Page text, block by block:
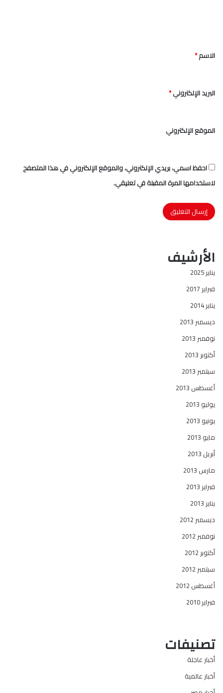
*
الاسم*
البريد الإلكتروني*
الموقع الإلكتروني
احفظ اسمي، بريدي الإلكتروني، والموقع الإلكتروني في هذا المتصفح
لاستخدامها المرة المقبلة في تعليقي.
الأرشيف
يناير 2025
فبراير 2017
يناير 2014
ديسمبر 2013
نوفمبر 2013
أكتوبر 2013
سبتمبر 2013
أغسطس 2013
يوليو 2013
يونيو 2013
مايو 2013
أبريل 2013
مارس 2013
فبراير 2013
يناير 2013
ديسمبر 2012
نوفمبر 2012
أكتوبر 2012
سبتمبر 2012
أغسطس 2012
فبراير 2010
تصنيفات
أخبار عاجلة
أخبار عالمية